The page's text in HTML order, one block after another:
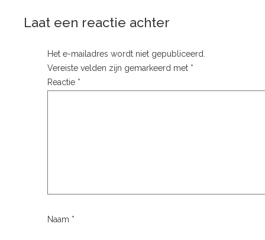
Laat een reactie achter
Het e-mailadres wordt niet gepubliceerd.
Vereiste velden zijn gemarkeerd met *
Reactie *
Naam *